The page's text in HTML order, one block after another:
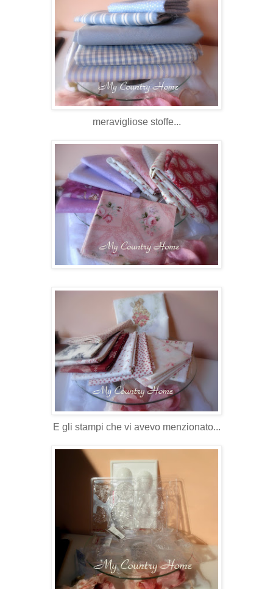
meravigliosestoffe...
E gli stampi che vi avevo menzionato...